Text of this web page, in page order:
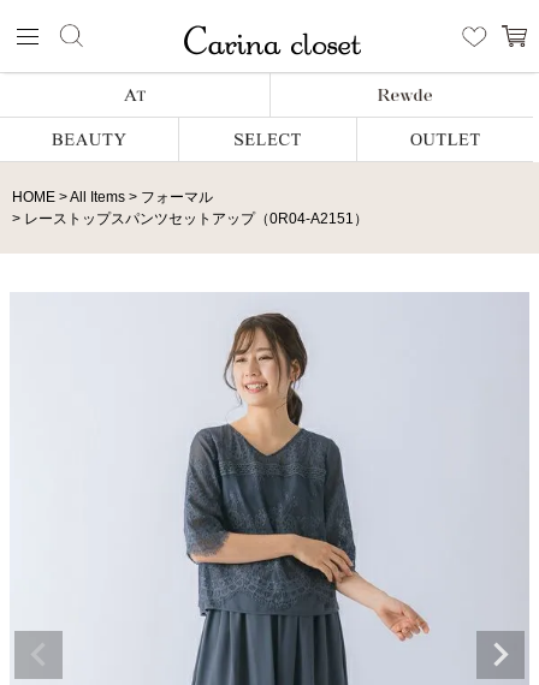
HOME All Items
フォーマル
レーストップスパンツセットアップ（0R04-A2151）